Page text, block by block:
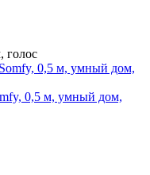
голос
0,5 м, умный дом,